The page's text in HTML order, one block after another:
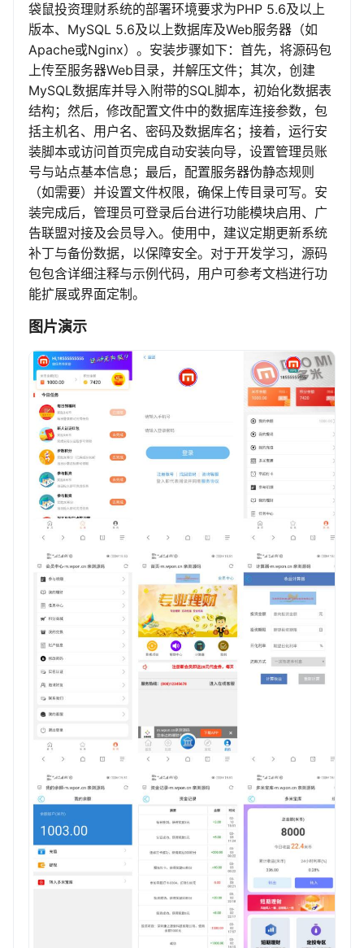
袋鼠投资理财系统的部署环境要求为PHP 5.6及以上
版本、MySQL 5.6及以上数据库及Web服务器（如
Apache或Nginx）。安装步骤如下：首先，将源码包
上传至服务器Web目录，并解压文件；其次，创建
MySQL数据库并导入附带的SQL脚本，初始化数据表
结构；然后，修改配置文件中的数据库连接参数，包
括主机名、用户名、密码及数据库名；接着，运行安
装脚本或访问首页完成自动安装向导，设置管理员账
号与站点基本信息；最后，配置服务器伪静态规则
（如需要）并设置文件权限，确保上传目录可写。安
装完成后，管理员可登录后台进行功能模块启用、广
告联盟对接及会员导入。使用中，建议定期更新系统
补丁与备份数据，以保障安全。对于开发学习，源码
包包含详细注释与示例代码，用户可参考文档进行功
能扩展或界面定制。
图片演示